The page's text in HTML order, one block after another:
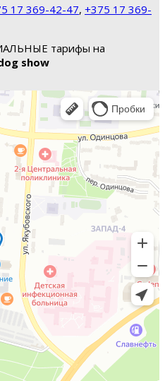
17 369-42-47, +375 17 369-
тарифы на
show